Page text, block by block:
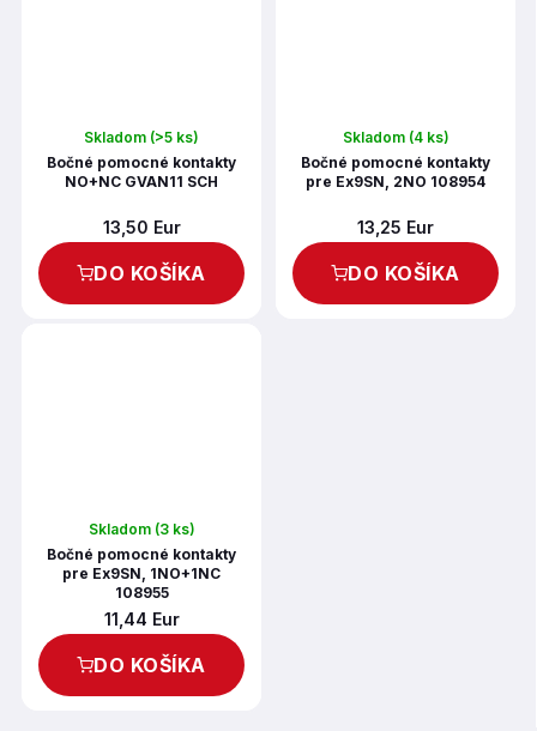
Skladom (>5 ks)
Bočné pomocné kontakty
NO+NC GVAN11 SCH
13,50 Eur
DO KOŠÍKA
Skladom (4 ks)
Bočné pomocné kontakty
pre Ex9SN, 2NO 108954
13,25 Eur
DO KOŠÍKA
Skladom (3 ks)
Bočné pomocné kontakty
pre Ex9SN, 1NO+1NC
108955
11,44 Eur
DO KOŠÍKA